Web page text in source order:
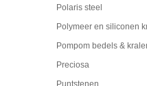
Polaris steel
Polymeer en siliconen
Pompom bedels &
Preciosa
Puntstenen